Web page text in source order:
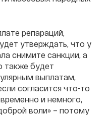
репараций,
утверждать, что у
снимите санкции, а
также будет
выплатам,
согласится что-то
и немного,
воли» – потому